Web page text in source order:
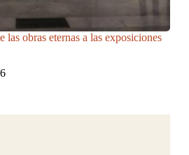
obras eternas a las exposiciones